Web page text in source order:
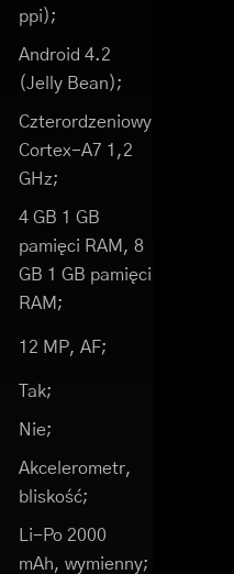
ppi);
Android 4.2
(Jelly Bean);
Czterordzeniowy
Cortex-A7 1,2
GHz;
4 GB 1 GB
pamięci RAM, 8
GB 1 GB pamięci
RAM;
12 MP, AF;
Tak;
Nie;
Akcelerometr,
bliskość;
Li-Po 2000
mAh, wymienny;